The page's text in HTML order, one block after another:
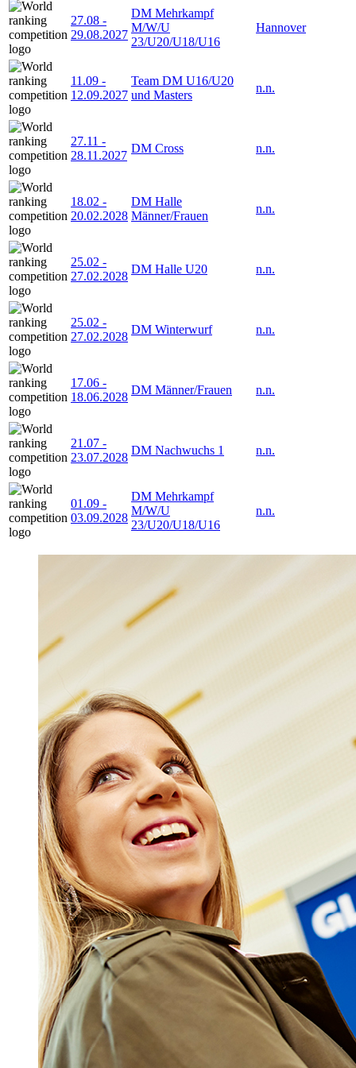
27.08 -
29.08.2027
DM Mehrkampf
M/W/U
23/U20/U18/U16
Hannover
11.09 -
12.09.2027
Team DM U16/U20
und Masters
n.n.
27.11 -
28.11.2027
DM Cross n.n.
18.02 -
20.02.2028
DM Halle
Männer/Frauen
n.n.
25.02 -
27.02.2028
DM Halle U20 n.n.
25.02 -
27.02.2028
DM Winterwurf n.n.
17.06 -
18.06.2028
DM Männer/Frauen n.n.
21.07 -
23.07.2028
DM Nachwuchs 1 n.n.
01.09 -
03.09.2028
DM Mehrkampf
M/W/U
23/U20/U18/U16
n.n.